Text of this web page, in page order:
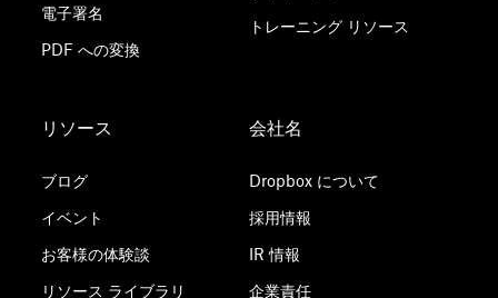
電子署名
PDF への変換
トレーニング リソース
リソース
ブログ
イベント
お客様の体験談
リソース ライブラリ
会社名
Dropbox について
採用情報
IR 情報
企業責任